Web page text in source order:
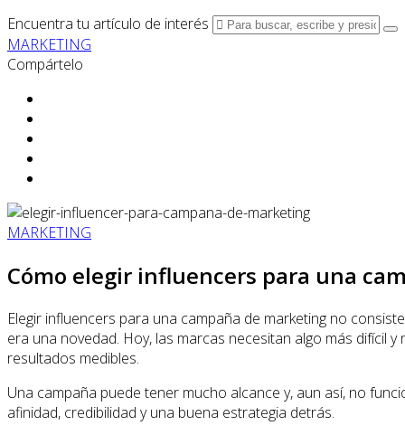
Encuentra tu artículo de interés
MARKETING
Compártelo
MARKETING
Cómo elegir influencers para una
Elegir influencers para una campaña de marketing no
era una novedad. Hoy, las marcas necesitan algo más
resultados medibles.
Una campaña puede tener mucho alcance y, aun así, no
afinidad, credibilidad y una buena estrategia detrás.